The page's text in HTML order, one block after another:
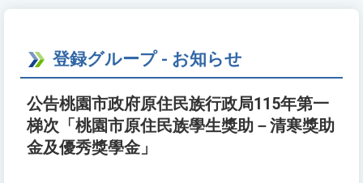
登録グループ - お知らせ
公告桃園市政府原住民族行政局115年第一
梯次「桃園市原住民族學生獎助－清寒獎助
金及優秀獎學金」